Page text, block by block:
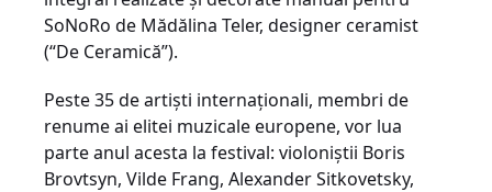
SoNoRo de Mădălina Teler, designer ceramist
(“De Ceramică”).
Peste 35 de artiști internaționali, membri de
renume ai elitei muzicale europene, vor lua
parte anul acesta la festival: violoniștii Boris
Brovtsyn, Vilde Frang, Alexander Sitkovetsky,